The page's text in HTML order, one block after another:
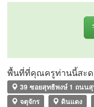
พื้นที่ที่คุณครูท่านนี้สะด
39 ซอยสุทธิพงษ์ 1 ถนน
จตุจักร
ดินแดง